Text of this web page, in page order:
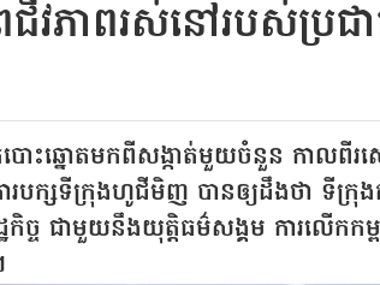
វភាពរស់នៅរបស់ប្រជ
ះឆ្នោតមកពីសង្កាត់មួយចំនួន កាលពីរ
បក្សទីក្រុងហូជីមិញ បានឲ្យដឹងថា ទីក្រុង
កិច្ច ជាមួយនឹងយុត្តិធម៌សង្គម ការលើក